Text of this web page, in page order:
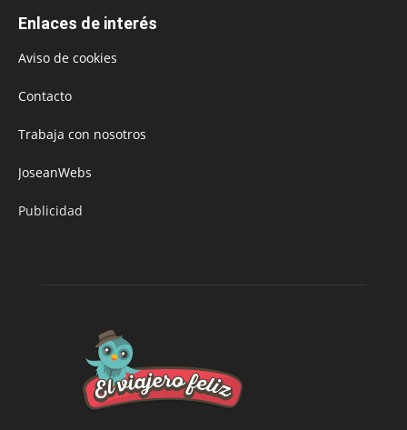
Enlaces de interés
Aviso de cookies
Contacto
Trabaja con nosotros
JoseanWebs
Publicidad